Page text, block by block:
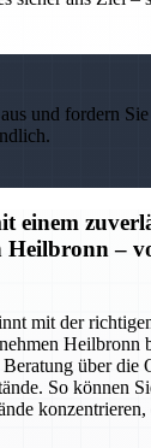
und fordern
einem
Heilbronn –
mit der
Heilbronn
über die
So können